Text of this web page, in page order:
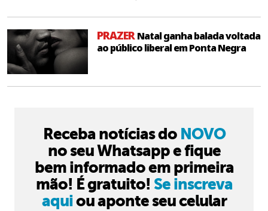
PRAZERNatal ganha balada voltada
ao público liberal em Ponta Negra
Receba notícias do NOVO
no seu Whatsapp e fique
bem informado em primeira
mão! É gratuito! Se inscreva
aquiou aponte seu celular